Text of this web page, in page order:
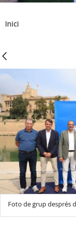
Inici
Foto de grup després